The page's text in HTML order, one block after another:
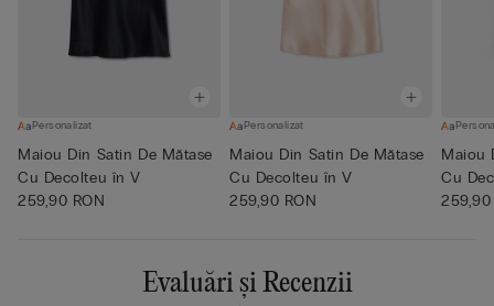
Personalizat
Maiou Din Satin De Mătase
Cu Decolteu în V
259,90 RON
Personalizat
Maiou Din Satin De Mătase
Cu Decolteu în V
259,90 RON
Maiou
Cu
259,90
Evaluări și Recenzii